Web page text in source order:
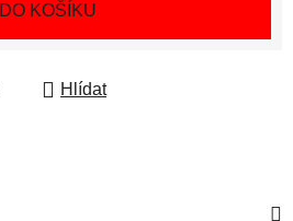
DO KOŠÍKU
Hlídat